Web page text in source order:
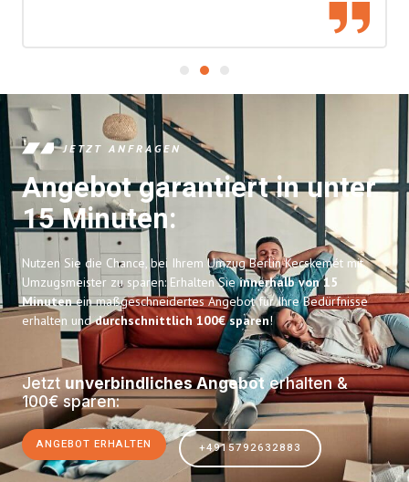
JETZT ANFRAGEN
Angebot garantiert in unter
15 Minuten:
Nutzen Sie die Chance, bei Ihrem Umzug Berlin Kecskemét mit
Umzugsmeister zu sparen: Erhalten Sieinnerhalb von 15
Minutenein maßgeschneidertes Angebot für Ihre Bedürfnisse
erhalten unddurchschnittlich 100€ sparen!
Jetzt unverbindliches Angeboterhalten &
100€ sparen:
ANGEBOT ERHALTEN +4915792632883